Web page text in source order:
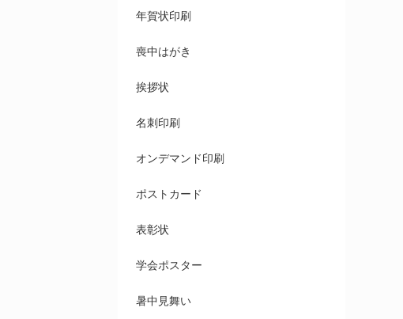
年賀状印刷
喪中はがき
挨拶状
名刺印刷
オンデマンド印刷
ポストカード
表彰状
学会ポスター
暑中見舞い